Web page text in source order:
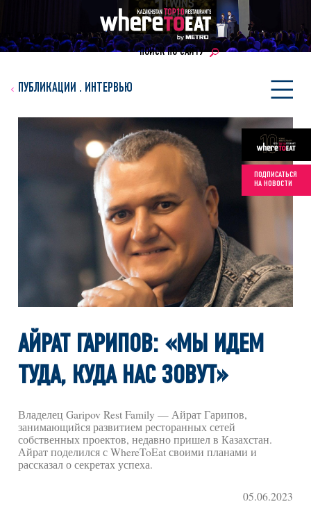
ПОИСК ПО САЙТУ
ПОДПИСАТЬСЯ
НА НОВОСТИ
ПУБЛИКАЦИИ . ИНТЕРВЬЮ
АЙРАТ ГАРИПОВ: «МЫ ИДЕМ
ТУДА, КУДА НАС ЗОВУТ»
Владелец Garipov Rest Family — Айрат Гарипов,
занимающийся развитием ресторанных сетей
собственных проектов, недавно пришел в Казахстан.
Айрат поделился с WhereToEat своими планами и
рассказал о секретах успеха.
05.06.2023